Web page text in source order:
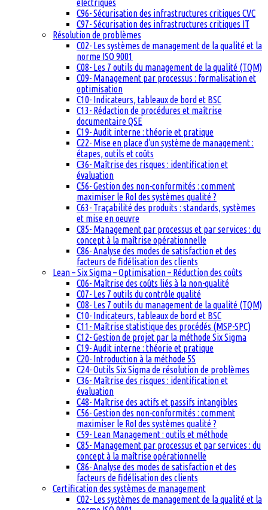
électriques
C96- Sécurisation des infrastructures critiques CVC
C97- Sécurisation des infrastructures critiques IT
Résolution de problèmes
C02- Les systèmes de management de la qualité et la
norme ISO 9001
C08- Les 7 outils du management de la qualité (TQM)
C09- Management par processus : formalisation et
optimisation
C10- Indicateurs, tableaux de bord et BSC
C13- Rédaction de procédures et maîtrise
documentaire QSE
C19- Audit interne : théorie et pratique
C22- Mise en place d’un système de management :
étapes, outils et coûts
C36- Maîtrise des risques : identification et
évaluation
C56- Gestion des non-conformités : comment
maximiser le RoI des systèmes qualité ?
C63- Traçabilité des produits : standards, systèmes
et mise en oeuvre
C85- Management par processus et par services : du
concept à la maîtrise opérationnelle
C86- Analyse des modes de satisfaction et des
facteurs de fidélisation des clients
Lean – Six Sigma – Optimisation – Réduction des coûts
C06- Maîtrise des coûts liés à la non-qualité
C07- Les 7 outils du contrôle qualité
C08- Les 7 outils du management de la qualité (TQM)
C10- Indicateurs, tableaux de bord et BSC
C11- Maîtrise statistique des procédés (MSP-SPC)
C12- Gestion de projet par la méthode Six Sigma
C19- Audit interne : théorie et pratique
C20- Introduction à la méthode 5S
C24- Outils Six Sigma de résolution de problèmes
C36- Maîtrise des risques : identification et
évaluation
C48- Maîtrise des actifs et passifs intangibles
C56- Gestion des non-conformités : comment
maximiser le RoI des systèmes qualité ?
C59- Lean Management : outils et méthode
C85- Management par processus et par services : du
concept à la maîtrise opérationnelle
C86- Analyse des modes de satisfaction et des
facteurs de fidélisation des clients
Certification des systèmes de management
C02- Les systèmes de management de la qualité et la